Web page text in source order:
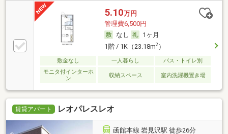
5.10万円
管理費6,500円
なし
1ヶ月
1階 / 1K（23.18m2）
敷金なし 一人暮らし
バス・トイレ別
モニタ付インターホ
ン
収納スペース 室内洗濯機置き場
賃貸アパート レオパレスレオ
函館本線 岩見沢駅 徒歩26分